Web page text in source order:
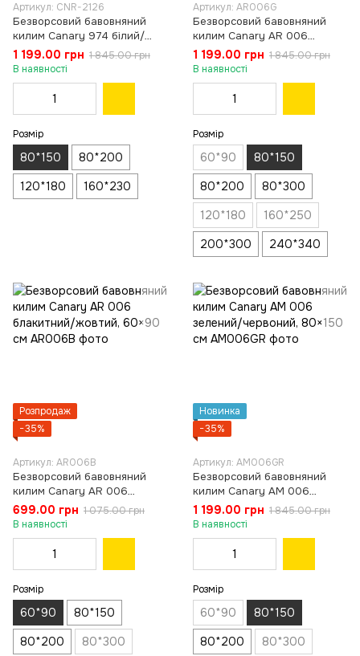
Артикул: CNR-2126
Безворсовий бавовняний
килим Canary 974 білий/
коричневий, 80×150 см
1 199.00 грн 1 845.00 грн
В наявності
Розмір
80*150
80*200
120*180
160*230
Артикул: AR006G
Безворсовий бавовняний
килим Canary AR 006
зелений/жовтий, 80×150 см
1 199.00 грн 1 845.00 грн
В наявності
Розмір
60*90
80*150
80*200
80*300
120*180
160*250
200*300
240*340
Розпродаж
−35%
Артикул: AR006B
Безворсовий бавовняний
килим Canary AR 006
блакитний/жовтий, 60×90 см
699.00 грн 1 075.00 грн
В наявності
Розмір
60*90
80*150
80*200
80*300
Новинка
−35%
Артикул: AM006GR
Безворсовий бавовняний
килим Canary AM 006
зелений/червоний, 80×150
см
1 199.00 грн 1 845.00 грн
В наявності
Розмір
60*90
80*150
80*200
80*300